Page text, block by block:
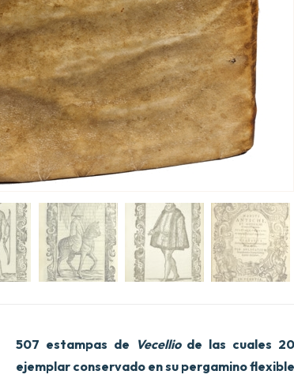
507 estampas de Vecelliode las cuales
ejemplar conservado en su pergamino